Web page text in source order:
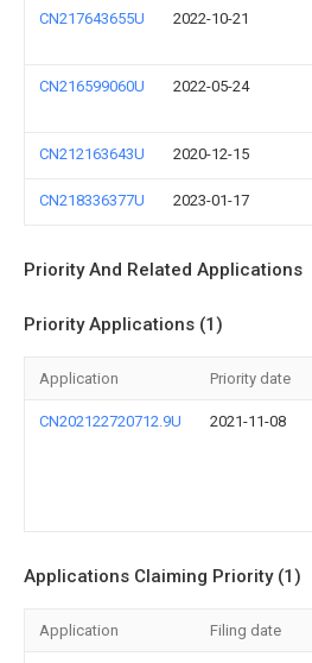
CN217643655U 2022-10-21
CN216599060U 2022-05-24
CN212163643U 2020-12-15
CN218336377U 2023-01-17
Priority And Related Applications
Priority Applications (1)
Application Priority date
CN202122720712.9U 2021-11-08
Applications Claiming Priority (1)
Application Filing date